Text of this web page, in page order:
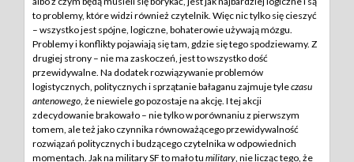
to problemy, które widzi również czytelnik. Więc nic tylko się cieszyć
– wszystko jest spójne, logiczne, bohaterowie używają mózgu.
Problemy i konflikty pojawiają się tam, gdzie się tego spodziewamy. Z
drugiej strony – nie ma zaskoczeń, jest to wszystko dość
przewidywalne. Na dodatek rozwiązywanie problemów
logistycznych, politycznych i sprzątanie bałaganu zajmuje tyleczasu
antenowego , że niewiele go pozostaje na akcję. I tej akcji
zdecydowanie brakowało – nie tylko w porównaniu z pierwszym
tomem, ale też jako czynnika równoważącego przewidywalność
rozwiązań politycznych i budzącego czytelnika w odpowiednich
momentach. Jak na military SF to mało tu military , nie licząc tego, że